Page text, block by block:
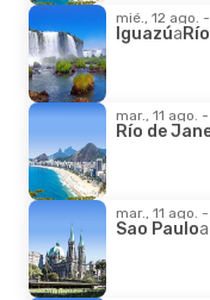
mié., 12 ago.
Iguazúa
mar., 11 ago.
Río de
mar., 11 ago.
Sao Pauloa